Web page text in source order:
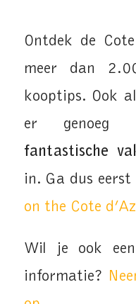
Ontdek de
meer dan
kooptips. Ook
er genoeg
fantastische
in. Ga dus eerst
on the Cote
Wil je ook
informatie?